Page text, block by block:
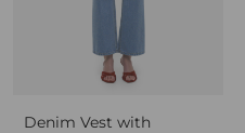
Denim Vest with